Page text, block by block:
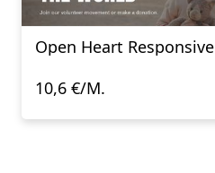
Open Heart Responsive
10,6 €/M.